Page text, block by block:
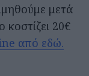
μετά
κοστίζει 20€
από εδώ.